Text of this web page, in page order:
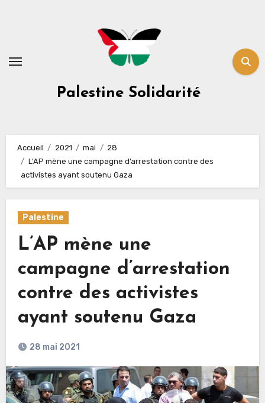
Palestine Solidarité
Accueil 2021 mai
28
L’AP mène une campagne d’arrestation contre des
activistes ayant soutenu Gaza
Palestine
L’AP mène une
campagne d’arrestation
contre des activistes
ayant soutenu Gaza
28 mai 2021